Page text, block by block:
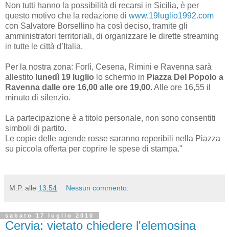
Non tutti hanno la possibilità di recarsi in Sicilia, è per
questo motivo che la redazione di www.19luglio1992.com
con Salvatore Borsellino ha così deciso, tramite gli
amministratori territoriali, di organizzare le dirette streaming
in tutte le città d’Italia.
Per la nostra zona: Forlì, Cesena, Rimini e Ravenna sarà
allestito lunedì 19 luglio lo schermo in Piazza Del Popolo a
Ravenna dalle ore 16,00 alle ore 19,00.Alle ore 16,55 il
minuto di silenzio.
La partecipazione è a titolo personale, non sono consentiti
simboli di partito.
Le copie delle agende rosse saranno reperibili nella Piazza
su piccola offerta per coprire le spese di stampa."
M.P. alle 13:54 Nessun commento:
sabato 17 luglio 2010
Cervia: vietato chiedere l'elemosina